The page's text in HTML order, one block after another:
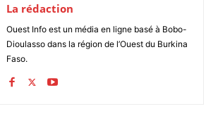
La rédaction
Ouest Info est un média en ligne basé à Bobo-
Dioulasso dans la région de l’Ouest du Burkina
Faso.